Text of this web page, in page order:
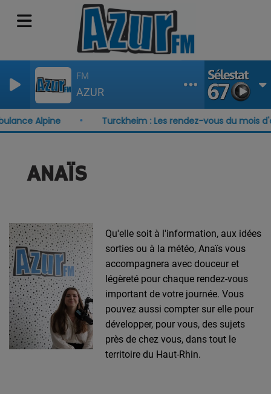
FM
AZUR
Alpine Turckheim : Les rendez-vous du mois
ANAÏS
Qu'elle soit à l'information, aux idées
sorties ou à la météo, Anaïs vous
accompagnera avec douceur et
légèreté pour chaque rendez-vous
important de votre journée. Vous
pouvez aussi compter sur elle pour
développer, pour vous, des sujets
près de chez vous, dans tout le
territoire du Haut-Rhin.